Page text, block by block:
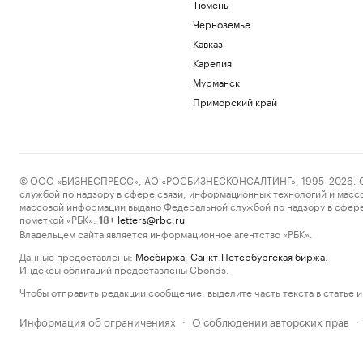
Тюмень
Черноземье
Кавказ
Карелия
Мурманск
Приморский край
© ООО «БИЗНЕСПРЕСС», АО «РОСБИЗНЕСКОНСАЛТИНГ», 1995–2026.
службой по надзору в сфере связи, информационных технологий и
массовой информации выдано Федеральной службой по надзору в
пометкой «РБК».
18+ letters@rbc.ru
Владельцем сайта является информационное агентство «РБК».
Данные предоставлены: Мосбиржа Санкт-Петербургская биржа
Индексы облигаций предоставлены Cbonds.
Чтобы отправить редакции сообщение, выделите часть текста в статье
Информация об ограничениях · О соблюдении авторских прав ·